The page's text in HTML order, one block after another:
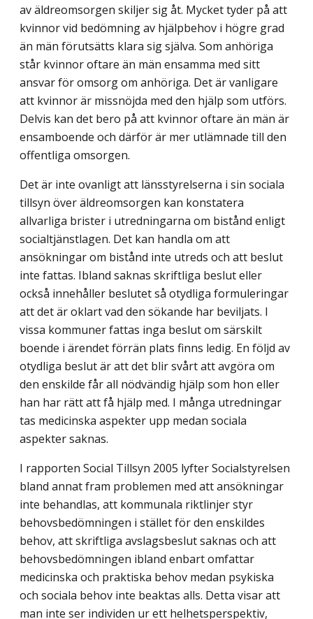
av äldreomsorgen skiljer sig åt. Mycket tyder på att
kvinnor vid bedömning av hjälpbehov i högre grad
än män förutsätts klara sig själva. Som anhöriga
står kvinnor oftare än män ensamma med sitt
ansvar för omsorg om anhöriga. Det är vanligare
att kvinnor är missnöjda med den hjälp som utförs.
Delvis kan det bero på att kvinnor oftare än män är
ensamboende och därför är mer utlämnade till den
offentliga omsorgen.
Det är inte ovanligt att länsstyrelserna i sin sociala
tillsyn över äldreomsorgen kan konstatera
allvarliga brister i utredningarna om bistånd enligt
socialtjänstlagen. Det kan handla om att
ansökningar om bistånd inte utreds och att beslut
inte fattas. Ibland saknas skriftliga beslut eller
också innehåller beslutet så otydliga formuleringar
att det är oklart vad den sökande har beviljats. I
vissa kommuner fattas inga beslut om särskilt
boende i ärendet förrän plats finns ledig. En följd av
otydliga beslut är att det blir svårt att avgöra om
den enskilde får all nödvändig hjälp som hon eller
han har rätt att få hjälp med. I många utredningar
tas medicinska aspekter upp medan sociala
aspekter saknas.
I rapporten Social Tillsyn 2005 lyfter Socialstyrelsen
bland annat fram problemen med att ansökningar
inte behandlas, att kommunala riktlinjer styr
behovsbedömningen i stället för den enskildes
behov, att skriftliga avslagsbeslut saknas och att
behovsbedömningen ibland enbart omfattar
medicinska och praktiska behov medan psykiska
och sociala behov inte beaktas alls. Detta visar att
man inte ser individen ur ett helhetsperspektiv,